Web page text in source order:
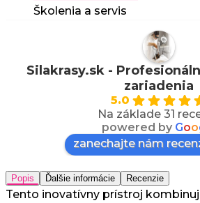
Školenia a servis
Silakrasy.sk -
zariadenia
5.0
Na základe 31
powered by Goo
zanechajte nám
Popis Ďalšie informácie Recenzie
Tento inovatívny prístroj